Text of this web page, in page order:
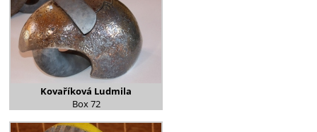
Kovaříková Ludmila
Box 72